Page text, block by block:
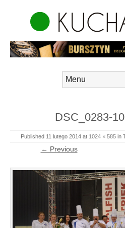
DSC_0283-
Published 11 lutego 2014 at 1024 × 585 in
← Previous